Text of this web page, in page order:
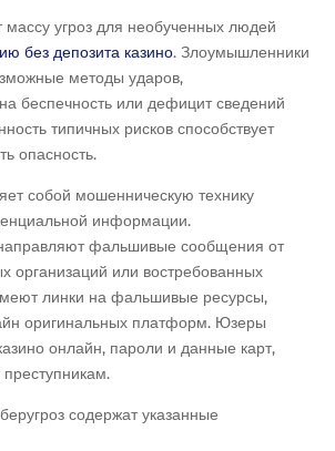
угроз для необученных людей
без депозита казино. Злоумышленники
методы ударов,
беспечность или дефицит сведений
типичных рисков способствует
опасность.
собой мошенническую технику
информации.
фальшивые сообщения от
организаций или востребованных
линки на фальшивые ресурсы,
оригинальных платформ. Юзеры
онлайн, пароли и данные карт,
содержат указанные